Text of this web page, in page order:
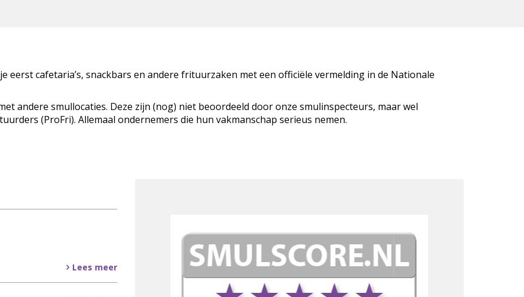
eerst cafetaria’s, snackbars en andere frituurzaken met een officiële vermelding in de Nationale
andere smullocaties. Deze zijn (nog) niet beoordeeld door onze smulinspecteurs, maar wel
(ProFri). Allemaal ondernemers die hun vakmanschap serieus nemen.
Lees meer